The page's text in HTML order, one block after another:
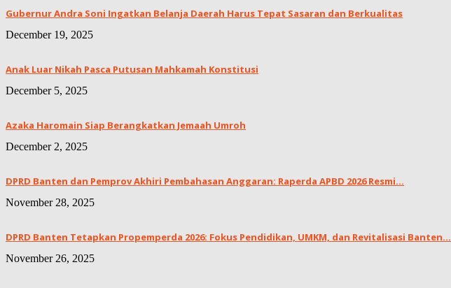
Gubernur Andra Soni Ingatkan Belanja Daerah Harus Tepat Sasaran dan Berkualitas
December 19, 2025
Anak Luar Nikah Pasca Putusan Mahkamah Konstitusi
December 5, 2025
Azaka Haromain Siap Berangkatkan Jemaah Umroh
December 2, 2025
DPRD Banten dan Pemprov Akhiri Pembahasan Anggaran: Raperda APBD 2026 Resmi...
November 28, 2025
DPRD Banten Tetapkan Propemperda 2026: Fokus Pendidikan, UMKM, dan Revitalisasi Banten...
November 26, 2025